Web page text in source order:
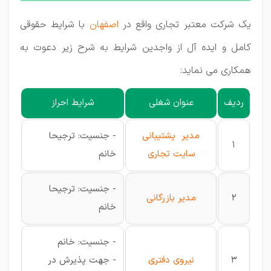
یک شرکت معتبر تجاری واقع در اصفهان با شرایط حقوقی
کامل و ایده آل از واجدین شرایط به شرح زیر دعوت به
همکاری می نماید:
ردیف عنوان شغلی شرایط احراز
1
مدیر پشتیبانی
سایت تجاری
- جنسیت: ترجیحا
خانم
2 مدیر بازرگانی
- جنسیت: ترجیحا
خانم
3 نیروی دفتری
- جنسیت: خانم
- جهت پذیرش در